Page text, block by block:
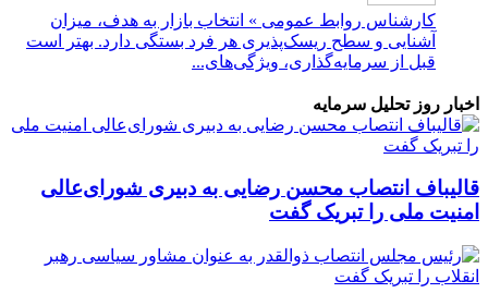
کارشناس روابط عمومی » انتخاب بازار به هدف، میزان
آشنایی و سطح ریسک‌پذیری هر فرد بستگی دارد. بهتر است
قبل از سرمایه‌گذاری، ویژگی‌های...
اخبار روز تحلیل سرمایه
قالیباف انتصاب محسن رضایی به دبیری شورای‌عالی
امنیت ملی را تبریک گفت